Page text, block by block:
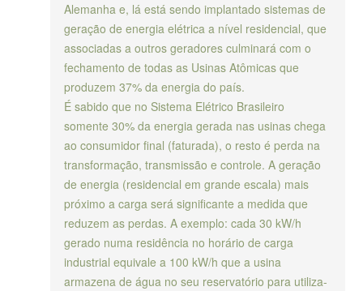
Alemanha e, lá está sendo implantado sistemas de
geração de energia elétrica a nível residencial, que
associadas a outros geradores culminará com o
fechamento de todas as Usinas Atômicas que
produzem 37% da energia do país.
É sabido que no Sistema Elétrico Brasileiro
somente 30% da energia gerada nas usinas chega
ao consumidor final (faturada), o resto é perda na
transformação, transmissão e controle. A geração
de energia (residencial em grande escala) mais
próximo a carga será significante a medida que
reduzem as perdas. A exemplo: cada 30 kW/h
gerado numa residência no horário de carga
industrial equivale a 100 kW/h que a usina
armazena de água no seu reservatório para utiliza-